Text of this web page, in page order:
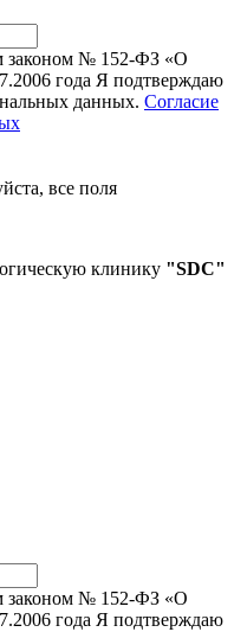
законом № 152-ФЗ «О
года Я подтверждаю
данных. Согласие
все поля
клинику "SDC"
законом № 152-ФЗ «О
года Я подтверждаю